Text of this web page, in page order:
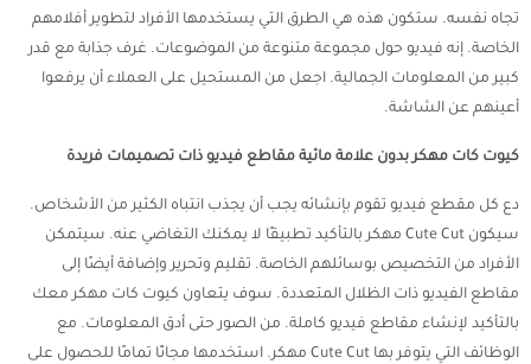
تجاه نفسه. ستكون هذه هي الطرق التي يستخدمها الأفراد لتطوير أفلامهم
الخاصة. إنه فيديو حول مجموعة متنوعة من الموضوعات. غرف جذابة مع قدر
كبير من المعلومات الجمالية. اجعل من المستحيل على العملاء أن يرفعوا
أعينهم عن الشاشة.
كيوت كات مهكر بدون علامة مائية مقاطع فيديو ذات تصميمات فريدة
دع كل مقطع فيديو تقوم بإنشائه يجب أن يجذب انتباه الكثير من الأشخاص.
سيكون Cute Cut مهكر بالتأكيد تطبيقًا لا يمكنك التغاضي عنه. سيتمكن
الأفراد من التخصيص بوسائلهم الخاصة. تقليم وتحرير وإضافة أيضًا إلى
مقاطع الفيديو ذات الظلال المتعددة. سوف يتعاون كيوت كات مهكر معك
بالتأكيد لإنشاء مقاطع فيديو كاملة. من الصور حتى أدق المعلومات. مع
الوظائف التي يتوفر بها Cute Cut مهكر. استخدمها مجانًا تمامًا للحصول على